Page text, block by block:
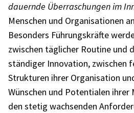
dauernde Über­ra­schun­gen im
Menschen und Orga­ni­sa­tio­nen
Beson­ders Führungs­kräfte
zwischen tägli­cher Routine und
stän­di­ger Inno­va­tion, zwischen
Struk­tu­ren ihrer Orga­ni­sa­tion
Wünschen und Poten­tia­len
den stetig wach­sen­den